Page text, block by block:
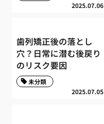
2025.07.06
歯列矯正後の落とし
穴？日常に潜む後戻り
のリスク要因
2025.07.05
未分類